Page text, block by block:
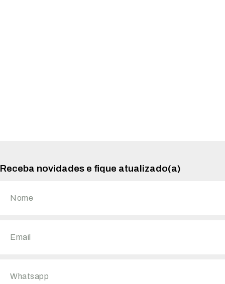
Receba novidades e fique atualizado(a)